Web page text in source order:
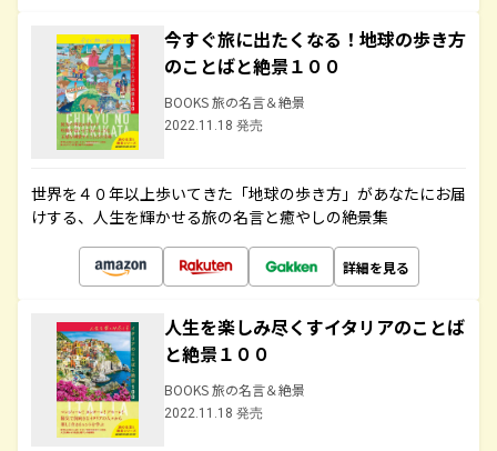
今すぐ旅に出たくなる！地球の歩き方
のことばと絶景１００
BOOKS 旅の名言＆絶景
2022.11.18 発売
世界を４０年以上歩いてきた「地球の歩き方」があなたにお届
けする、人生を輝かせる旅の名言と癒やしの絶景集
詳細を見る
人生を楽しみ尽くすイタリアのことば
と絶景１００
BOOKS 旅の名言＆絶景
2022.11.18 発売